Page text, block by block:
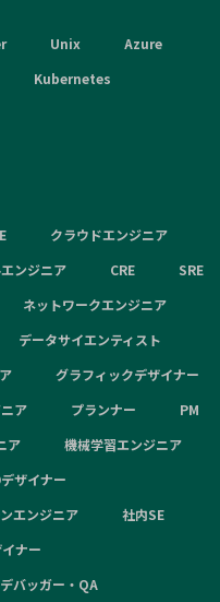
Unix
Azure
Kubernetes
クラウドエンジニア
ンジニア CRE
SRE
ネットワークエンジニア
データサイエンティスト
グラフィックデザイナー
ア プランナー
PM
ア
機械学習エンジニア
ザイナー
エンジニア
社内SE
ナー
バッガー・QA